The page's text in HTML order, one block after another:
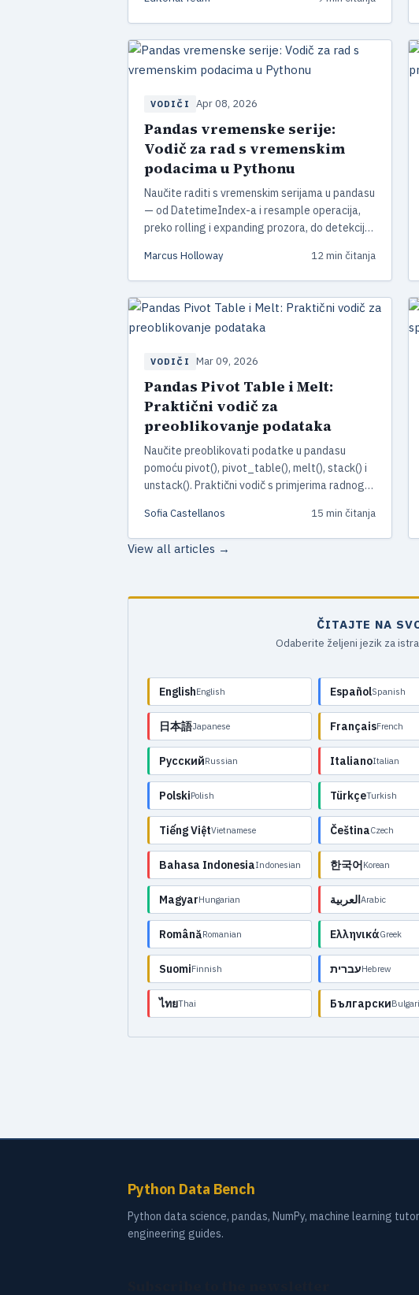
VODIČI Apr 08, 2026
Pandas vremenske serije:
Vodič za rad s vremenskim
podacima u Pythonu
Naučite raditi s vremenskim serijama u pandasu
— od DatetimeIndex-a i resample operacija,
preko rolling i expanding prozora, do detekcije
primjerima koda.
Marcus Holloway 12 min čitanja
VODIČI Mar 09, 2026
Pandas Pivot Table i Melt:
Praktični vodič za
preoblikovanje podataka
Naučite preoblikovati podatke u pandasu
pomoću pivot(), pivot_table(), melt(), stack() i
unstack(). Praktični vodič s primjerima radnog
formata i obrnuto.
Sofia Castellanos 15 min čitanja
View all articles →
ČITAJTE NA
Odaberite željeni jezik za
EnglishEnglish EspañolSpanish
日本語Japanese FrançaisFrench
РусскийRussian ItalianoItalian
PolskiPolish TürkçeTurkish
Tiếng ViệtVietnamese ČeštinaCzech
Bahasa IndonesiaIndonesian 한국어Korean
MagyarHungarian العربيةArabic
RomânăRomanian ΕλληνικάGreek
SuomiFinnish עבריתHebrew
ไทยThai Български
Python Data Bench
Python data science, pandas, NumPy, machine learning
engineering guides.